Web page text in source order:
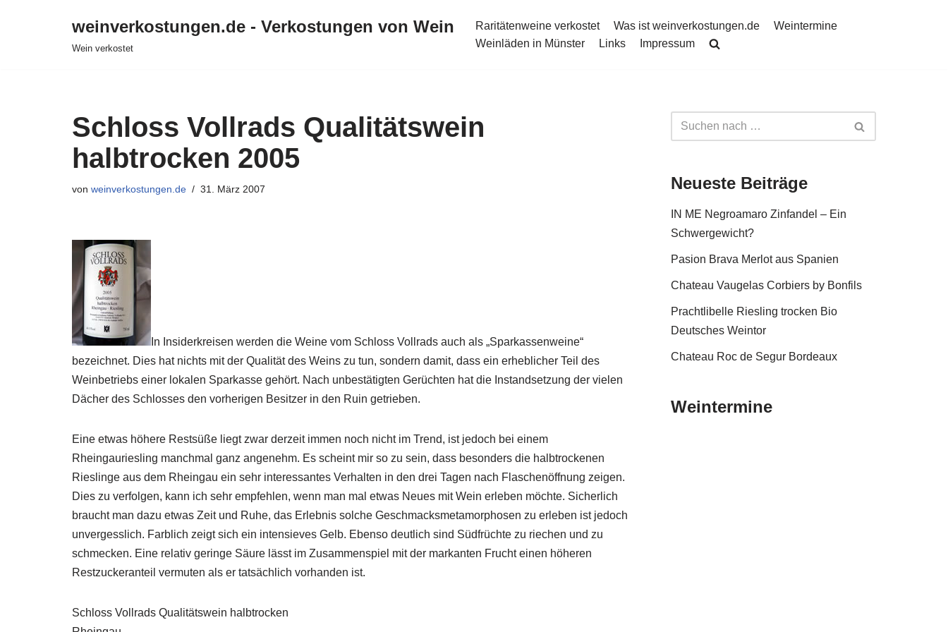
weinverkostungen.de - Verkostungen von Wein
Wein verkostet
Raritätenweine verkostet Was ist weinverkostungen.de
Weintermine
Weinläden in Münster
Links Impressum
Schloss Vollrads Qualitätswein
halbtrocken 2005
von weinverkostungen.de 31. März 2007
In Insiderkreisen werden die Weine vom Schloss Vollrads auch als „Sparkassenweine“
bezeichnet. Dies hat nichts mit der Qualität des Weins zu tun, sondern damit, dass ein erheblicher Teil des
Weinbetriebs einer lokalen Sparkasse gehört. Nach unbestätigten Gerüchten hat die Instandsetzung der vielen
Dächer des Schlosses den vorherigen Besitzer in den Ruin getrieben.
Eine etwas höhere Restsüße liegt zwar derzeit immen noch nicht im Trend, ist jedoch bei einem
Rheingauriesling manchmal ganz angenehm. Es scheint mir so zu sein, dass besonders die halbtrockenen
Rieslinge aus dem Rheingau ein sehr interessantes Verhalten in den drei Tagen nach Flaschenöffnung zeigen.
Dies zu verfolgen, kann ich sehr empfehlen, wenn man mal etwas Neues mit Wein erleben möchte. Sicherlich
braucht man dazu etwas Zeit und Ruhe, das Erlebnis solche Geschmacksmetamorphosen zu erleben ist jedoch
unvergesslich. Farblich zeigt sich ein intensieves Gelb. Ebenso deutlich sind Südfrüchte zu riechen und zu
schmecken. Eine relativ geringe Säure lässt im Zusammenspiel mit der markanten Frucht einen höheren
Restzuckeranteil vermuten als er tatsächlich vorhanden ist.
Schloss Vollrads Qualitätswein halbtrocken
Neueste Beiträge
IN ME Negroamaro Zinfandel – Ein
Schwergewicht?
Pasion Brava Merlot aus Spanien
Chateau Vaugelas Corbiers by Bonfils
Prachtlibelle Riesling trocken Bio
Deutsches Weintor
Chateau Roc de Segur Bordeaux
Weintermine